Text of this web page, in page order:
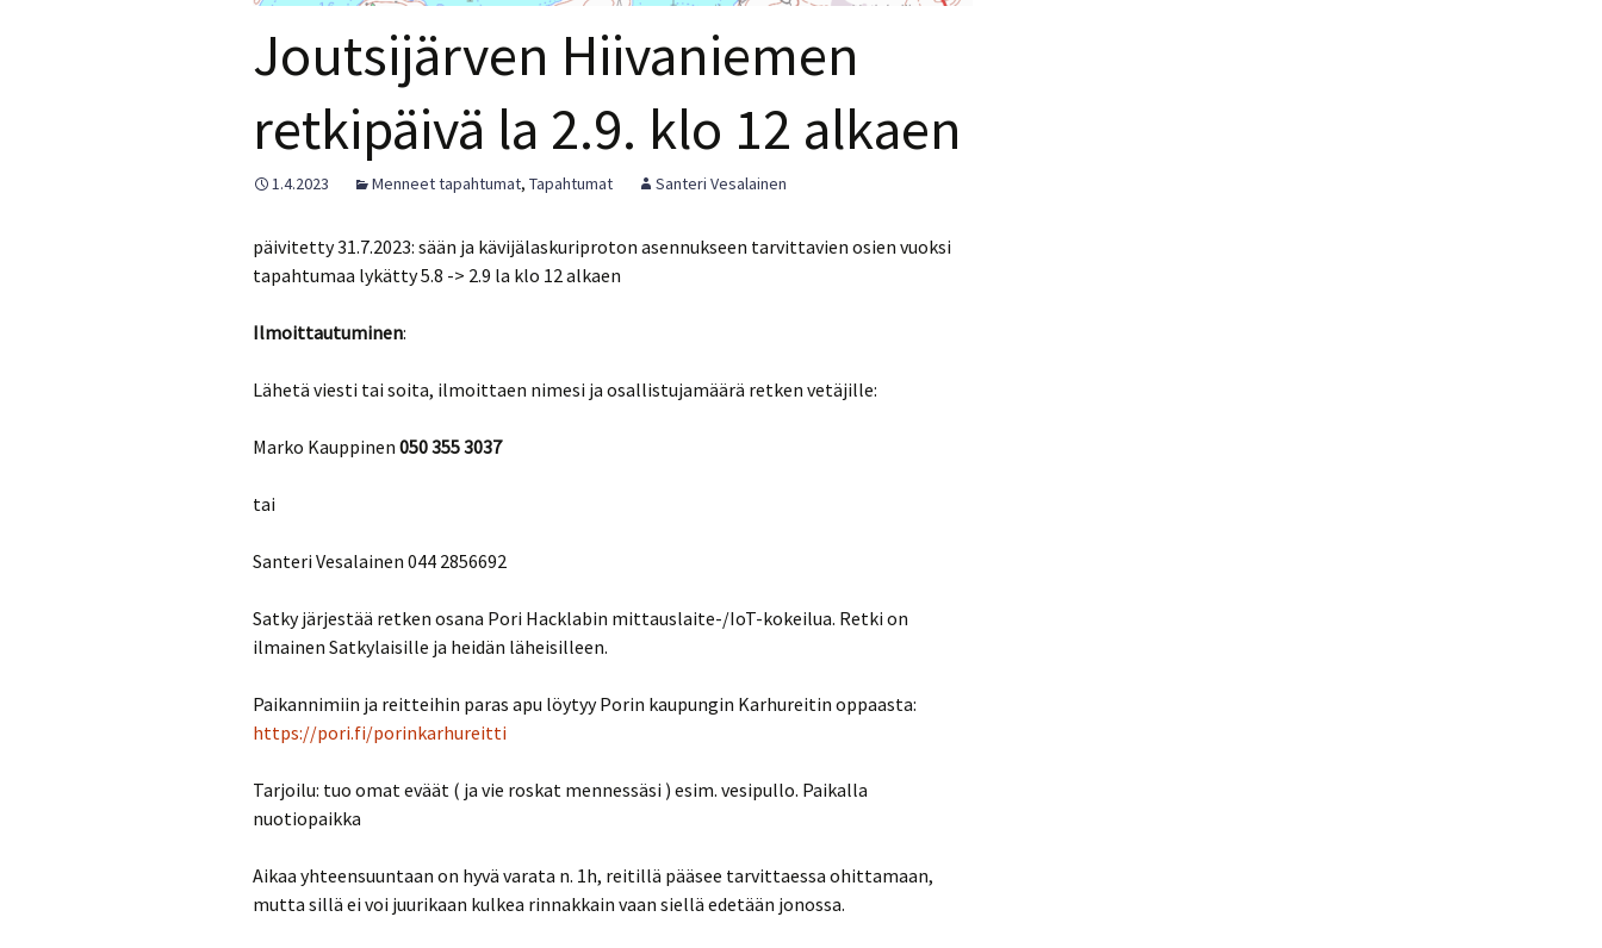
Joutsijärven Hiivaniemen
retkipäivä la 2.9. klo 12 alkaen
1.4.2023 Menneet tapahtumat, Tapahtumat Santeri Vesalainen
päivitetty 31.7.2023: sään ja kävijälaskuriproton asennukseen tarvittavien osien vuoksi
tapahtumaa lykätty 5.8 -> 2.9 la klo 12 alkaen
Ilmoittautuminen:
Lähetä viesti tai soita, ilmoittaen nimesi ja osallistujamäärä retken vetäjille:
Marko Kauppinen 050 355 3037
tai
Santeri Vesalainen 044 2856692
Satky järjestää retken osana Pori Hacklabin mittauslaite-/IoT-kokeilua. Retki on
ilmainen Satkylaisille ja heidän läheisilleen.
Paikannimiin ja reitteihin paras apu löytyy Porin kaupungin Karhureitin oppaasta:
https://pori.fi/porinkarhureitti
Tarjoilu: tuo omat eväät ( ja vie roskat mennessäsi ) esim. vesipullo. Paikalla
nuotiopaikka
Aikaa yhteensuuntaan on hyvä varata n. 1h, reitillä pääsee tarvittaessa ohittamaan,
mutta sillä ei voi juurikaan kulkea rinnakkain vaan siellä edetään jonossa.